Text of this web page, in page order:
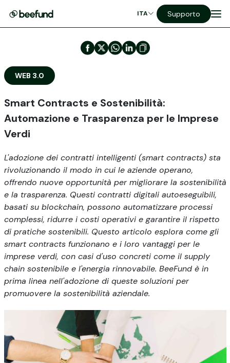
ITA Supporto
WEB 3.0
Smart Contracts e Sostenibilità:
Automazione e Trasparenza per le Imprese
Verdi
L'adozione dei contratti intelligenti (smart contracts) sta
rivoluzionando il modo in cui le aziende operano,
offrendo nuove opportunità per migliorare la sostenibilità
e la trasparenza. Questi contratti digitali autoeseguibili,
basati su blockchain, possono automatizzare processi
complessi, ridurre i costi operativi e garantire il rispetto
di pratiche sostenibili. Questo articolo esplora come gli
smart contracts funzionano e i loro vantaggi per le
imprese verdi, con casi d'uso concreti come il supply
chain sostenibile e l'energia rinnovabile. BeeFund è in
prima linea nell'adozione di queste soluzioni per
promuovere la sostenibilità aziendale.